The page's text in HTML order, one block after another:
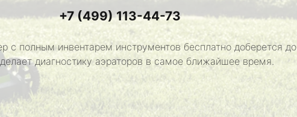
+7 (499) 113-44-73
с полным инвентарем инструментов бесплатно доберется до
диагностику аэраторов в самое ближайшее время.